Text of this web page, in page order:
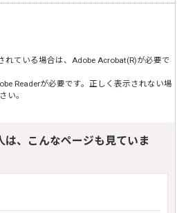
ている場合は、 Adobe Acrobat(R)が必要で
Readerが必要です。正しく表示されない場
い。
は、こんなページも見ていま